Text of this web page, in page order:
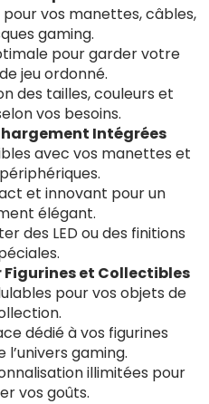
vos manettes, câbles,
gaming.
pour garder votre
jeu ordonné.
des tailles, couleurs et
vos besoins.
Intégrées
avec vos manettes et
et innovant pour un
élégant.
des LED ou des finitions
Figurines et Collectibles
pour vos objets de
dédié à vos figurines
l’univers gaming.
illimitées pour
vos goûts.